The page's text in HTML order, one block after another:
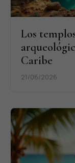
Los
Caribe
21/06/2026